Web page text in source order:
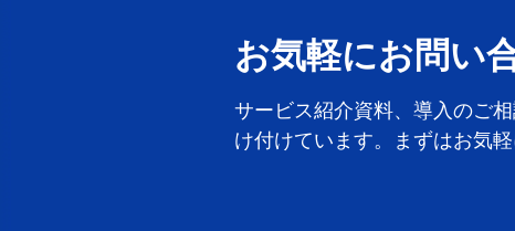
お気軽にお問い
サービス紹介資料、導入のご
け付けています。まずはお気